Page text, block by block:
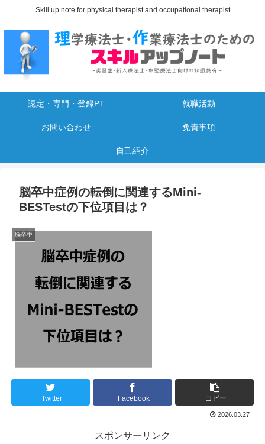
Skill up note for physical therapist and occupational therapist
認定・専門・登録PT 就職活動
お問い合わせ 免責事項
自己紹介
脳卒中症例の転倒に関連するMini-
BESTestの下位項目は？
脳卒中
Twitter Facebook コピー
2026.03.27
スポンサーリンク